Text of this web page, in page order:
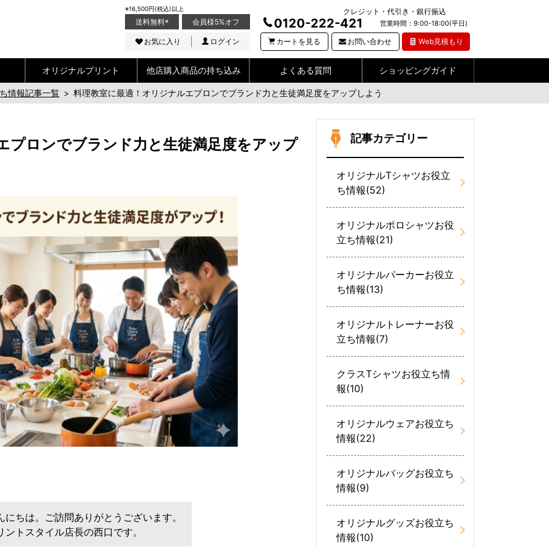
※16,500円(税込)以上
送料無料※ 会員様5%オフ
お気に入り ログイン
クレジット・代引き・銀行振込
0120-222-421 営業時間：9:00-18:00(平日)
カートを見る お問い合わせ Web見積もり
オリジナルプリント 他店購入商品の持ち込み よくある質問 ショッピングガイド
情報記事一覧 > 料理教室に最適！オリジナルエプロンでブランド力と生徒満足度をアップしよう
プロンでブランド力と生徒満足度をアップ
にちは。ご訪問ありがとうございます。
ントスタイル店長の西口です。
記事カテゴリー
オリジナルTシャツお役立
ち情報(52)
オリジナルポロシャツお役
立ち情報(21)
オリジナルパーカーお役立
ち情報(13)
オリジナルトレーナーお役
立ち情報(7)
クラスTシャツお役立ち情
報(10)
オリジナルウェアお役立ち
情報(22)
オリジナルバッグお役立ち
情報(9)
オリジナルグッズお役立ち
情報(10)